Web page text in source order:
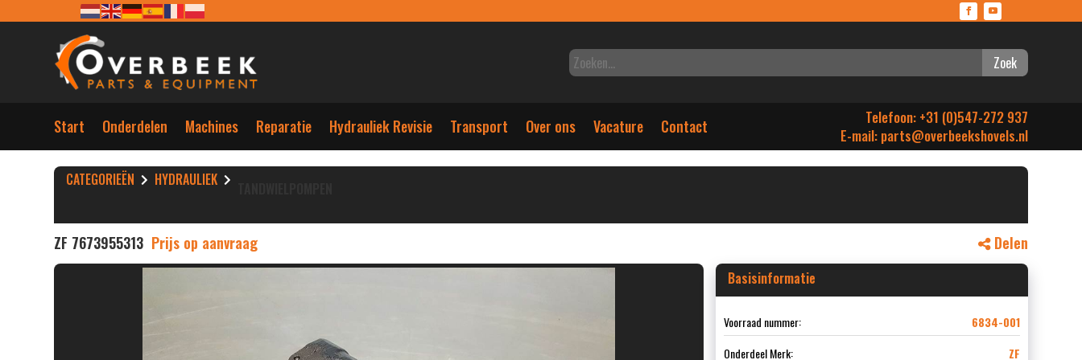
Zoek
Start Onderdelen Machines Reparatie Hydrauliek Revisie Transport Over ons Vacature Contact
Telefoon: +31 (0)547-272 937
E-mail: parts@overbeekshovels.nl
CATEGORIEËN HYDRAULIEK
ZF 7673955313 Prijs op aanvraag Delen
Basisinformatie
Voorraad nummer:
6834-001
Onderdeel Merk:
ZF